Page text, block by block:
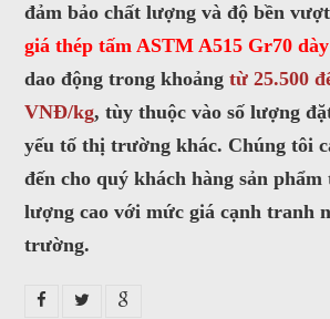
đảm bảo chất lượng và độ bền
giá thép tấm ASTM A515 Gr70
dao động trong khoảng từ 25.500
VNĐ/kg, tùy thuộc vào số lượng
yếu tố thị trường khác. Chúng tôi
đến cho quý khách hàng sản
lượng cao với mức giá cạnh tranh
trường.
Nhắn tin
Mail